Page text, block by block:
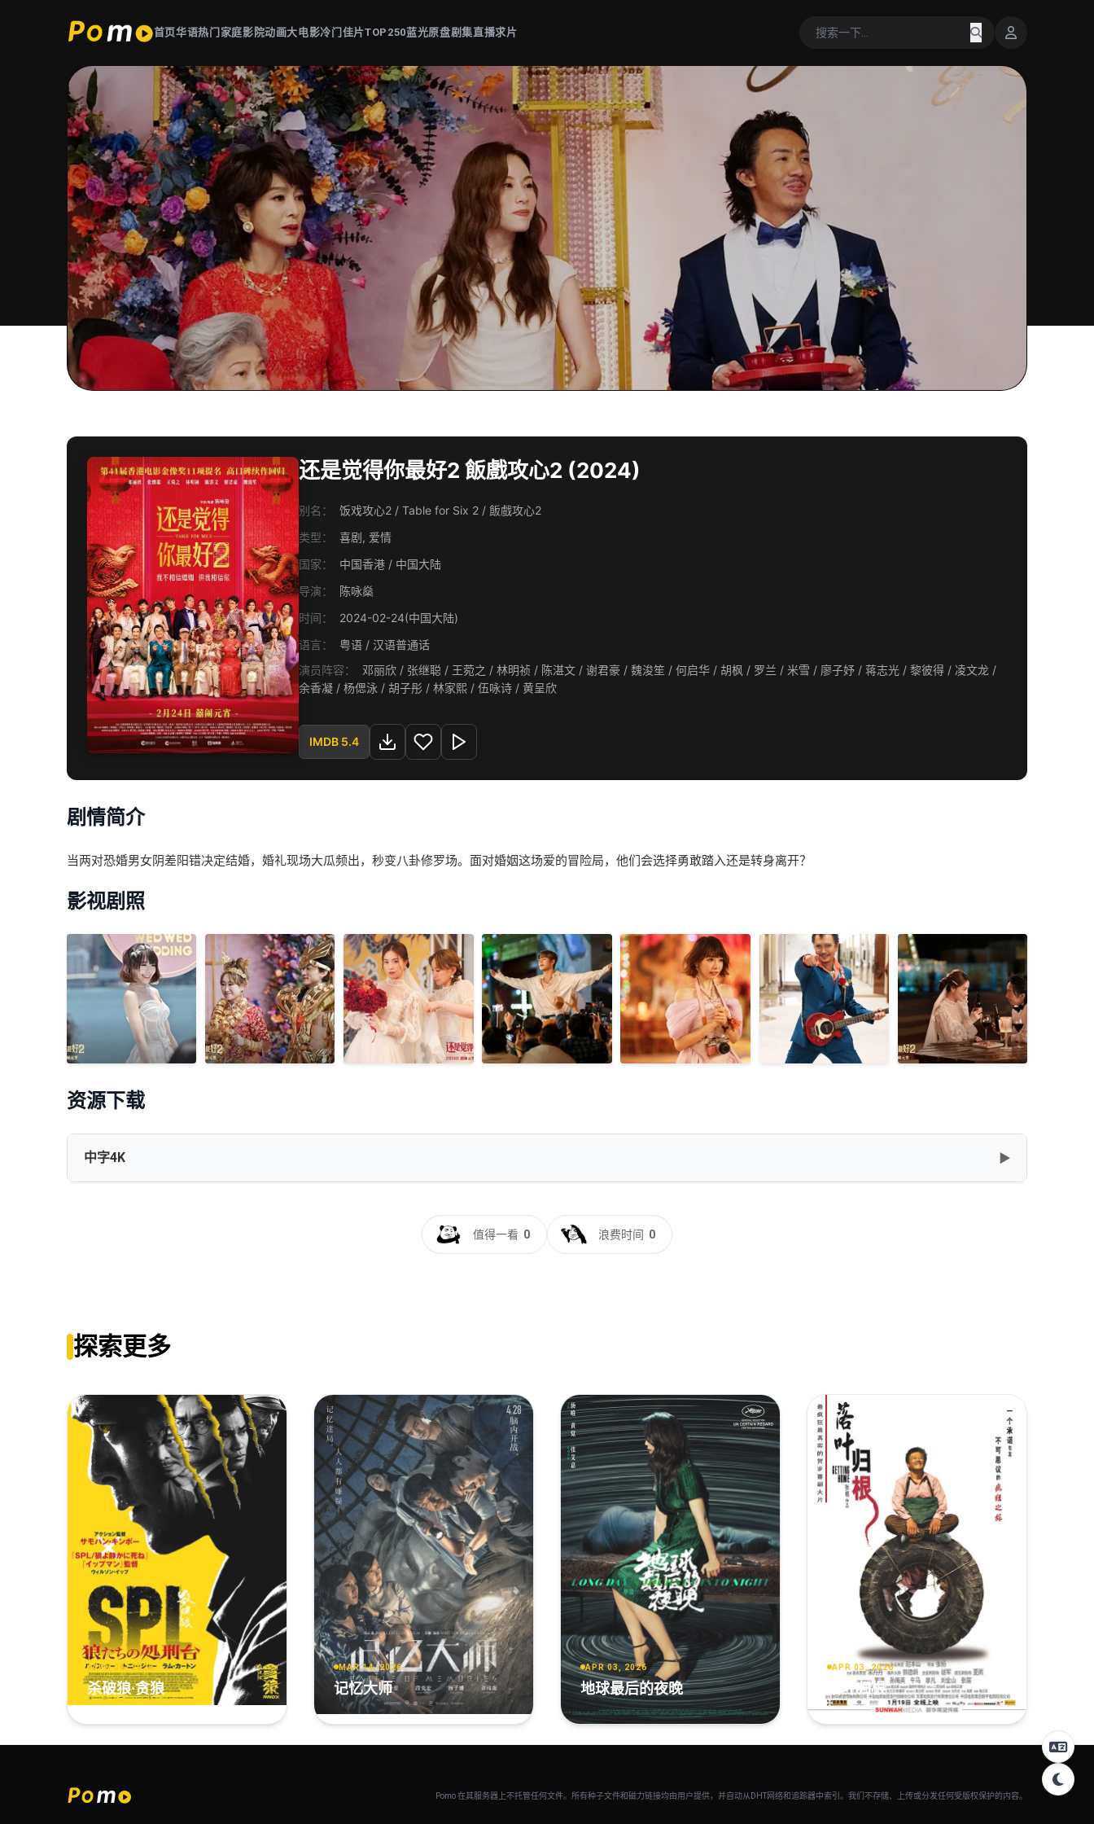
首页华语热门 家庭影院动画大电影冷门佳片TOP250蓝光原盘剧集直播求片
还是觉得你最好2 飯戲攻心2 (2024)
别名：
饭戏攻心2 / Table for Six 2 / 飯戲攻心2
类型：
喜剧, 爱情
国家：
中国香港 / 中国大陆
导演：
陈咏燊
时间：
2024-02-24(中国大陆)
语言：
粤语 / 汉语普通话
演员阵容：
邓丽欣 / 张继聪 / 王菀之 / 林明祯 / 陈湛文 / 谢君豪 / 魏浚笙 / 何启华 / 胡枫 / 罗兰 / 米雪 / 廖子妤 / 蒋志光 / 黎彼得 / 凌文龙 /
余香凝 / 杨偲泳 / 胡子彤 / 林家熙 / 伍咏诗 / 黄呈欣
IMDB 5.4
剧情简介
当两对恐婚男女阴差阳错决定结婚，婚礼现场大瓜频出，秒变八卦修罗场。面对婚姻这场爱的冒险局，他们会选择勇敢踏入还是转身离开？
影视剧照
资源下载
中字4K ▶
还是觉得你最好2[国语音轨+中文字幕].Table.for.Six.2.2024.2160p.WEB-DL.H265.10bit.DTS.5.1.2Audio-GPTHD
还是觉得你最好2[国粤多音轨+中文字幕].Table.for.Six.2.2024.2160p.WEB-DL.H265.HDR.DTS5.1.2Audio-DreamHD
值得一看 0 浪费时间 0
探索更多
APR 06, 2026
杀破狼·贪狼
MAR 14, 2026
记忆大师
APR 03, 2026
地球最后的夜晚
APR 03, 2026
落叶归根
Pomo 在其服务器上不托管任何文件。所有种子文件和磁力链接均由用户提供，并自动从DHT网络和追踪器中索引。我们不存储、上传或分发任何受版权保护的内容。